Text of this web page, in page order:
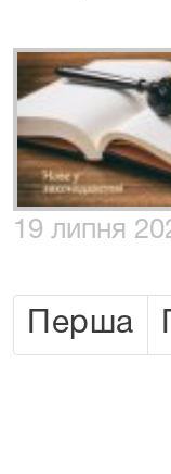
19 липня
Перша